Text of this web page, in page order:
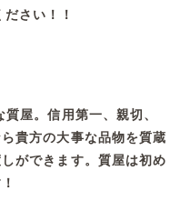
さい！！
屋。信用第一、親切、
貴方の大事な品物を質蔵
ができます。質屋は初め